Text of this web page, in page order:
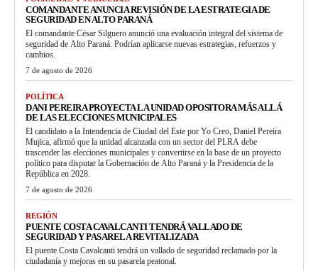
COMANDANTE ANUNCIA REVISIÓN DE LA ESTRATEGIA DE
SEGURIDAD EN ALTO PARANÁ
El comandante César Silguero anunció una evaluación integral del sistema de
seguridad de Alto Paraná. Podrían aplicarse nuevas estrategias, refuerzos y
cambios.
7 de agosto de 2026
POLÍTICA
DANI PEREIRA PROYECTA LA UNIDAD OPOSITORA MÁS ALLÁ
DE LAS ELECCIONES MUNICIPALES
El candidato a la Intendencia de Ciudad del Este por Yo Creo, Daniel Pereira
Mujica, afirmó que la unidad alcanzada con un sector del PLRA debe
trascender las elecciones municipales y convertirse en la base de un proyecto
político para disputar la Gobernación de Alto Paraná y la Presidencia de la
República en 2028.
7 de agosto de 2026
REGIÓN
PUENTE COSTA CAVALCANTI TENDRÁ VALLADO DE
SEGURIDAD Y PASARELA REVITALIZADA
El puente Costa Cavalcanti tendrá un vallado de seguridad reclamado por la
ciudadanía y mejoras en su pasarela peatonal.